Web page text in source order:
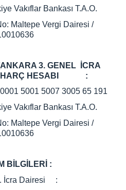
Vakıflar Bankası T.A.O.
Maltepe Vergi Dairesi /
3. GENEL İCRA
HARÇ HESABI :
5001 5007 3005 65 191
Vakıflar Bankası T.A.O.
Maltepe Vergi Dairesi /
BİLGİLERİ :
İcra Dairesi :